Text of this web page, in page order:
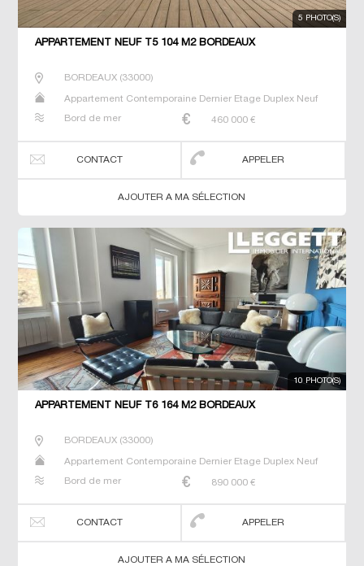
5 PHOTO(S)
APPARTEMENT NEUF T5 104 M2 BORDEAUX
BORDEAUX(33000)
Appartement Contemporaine Dernier Etage Duplex Neuf
Bord de mer
460 000 €
CONTACT APPELER
AJOUTER A MA SÉLECTION
10 PHOTO(S)
APPARTEMENT NEUF T6 164 M2 BORDEAUX
BORDEAUX(33000)
Appartement Contemporaine Dernier Etage Duplex Neuf
Bord de mer
890 000 €
CONTACT APPELER
AJOUTER A MA SÉLECTION